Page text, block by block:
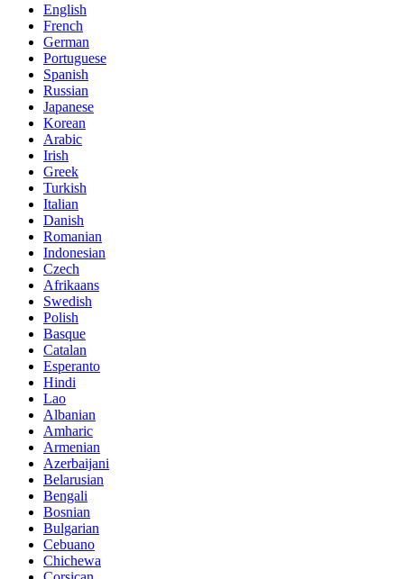
English
French
German
Portuguese
Spanish
Russian
Japanese
Korean
Arabic
Irish
Greek
Turkish
Italian
Danish
Romanian
Indonesian
Czech
Afrikaans
Swedish
Polish
Basque
Catalan
Esperanto
Hindi
Lao
Albanian
Amharic
Armenian
Azerbaijani
Belarusian
Bengali
Bosnian
Bulgarian
Cebuano
Chichewa